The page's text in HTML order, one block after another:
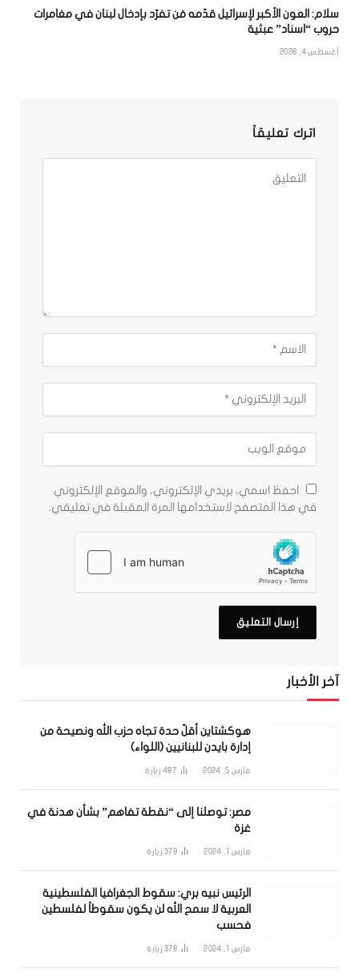
سلام: العون الأكبر لإسرائيل قدّمه مَن تفرّد بإدخال لبنان في مغامرات
حروب “اسناد” عبثية
أغسطس 4, 2026
اترك تعليقاً
احفظ اسمي، بريدي الإلكتروني، والموقع الإلكتروني
في هذا المتصفح لاستخدامها المرة المقبلة في تعليقي.
آخر الأخبار
هوكشتاين أقلّ حدة تجاه حزب الله ونصيحة من
إدارة بايدن للبنانيين (اللواء)
مارس 5, 2024 487 زيارة
مصر: توصلنا إلى “نقطة تفاهم” بشأن هدنة في
غزة
مارس 1, 2024 379 زيارة
الرئيس نبيه بري: سقوط الجغرافيا الفلسطينية
العربية لا سمح الله لن يكون سقوطاً لفلسطين
فحسب
مارس 1, 2024 378 زيارة